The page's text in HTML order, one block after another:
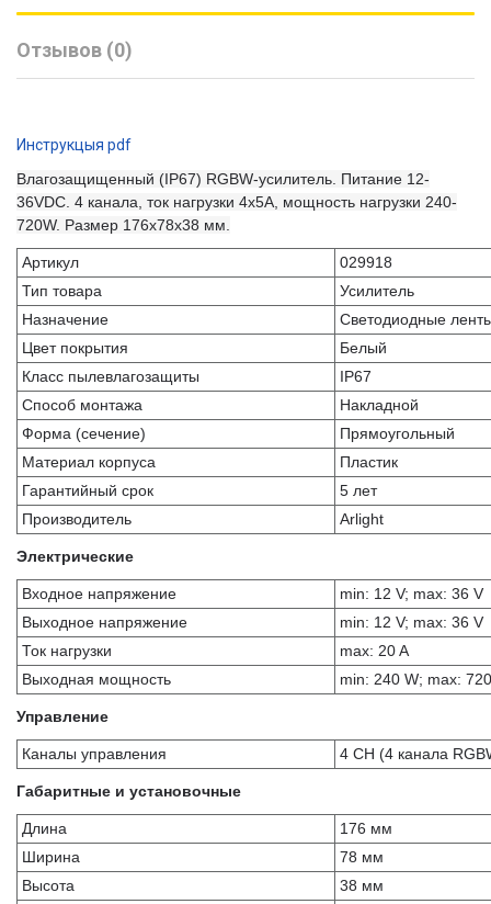
Отзывов (0)
Инструкцыя pdf
Влагозащищенный (IP67) RGBW-усилитель. Питание 12-
36VDC. 4 канала, ток нагрузки 4x5A, мощность нагрузки 240-
720W. Размер 176x78x38 мм.
Артикул
029918
Тип товара
Усилитель
Назначение
Светодиодные
Цвет покрытия
Белый
Класс пылевлагозащиты
IP67
Способ монтажа
Накладной
Форма (сечение)
Прямоугольный
Материал корпуса
Пластик
Гарантийный срок
5 лет
Производитель
Arlight
Электрические
Входное напряжение
min: 12 V; max: 36 V
Выходное напряжение
min: 12 V; max: 36 V
Ток нагрузки
max: 20 A
Выходная мощность
min: 240 W; max:
Управление
Каналы управления 4 CH (4 канала
Габаритные и установочные
Длина
176 мм
Ширина
78 мм
Высота
38 мм